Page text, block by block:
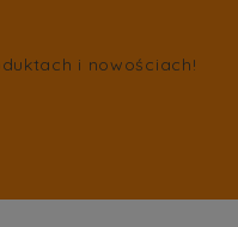
i nowościach!